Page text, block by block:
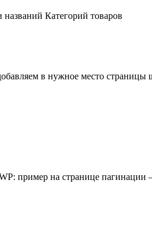
в нужное место
пример на странице